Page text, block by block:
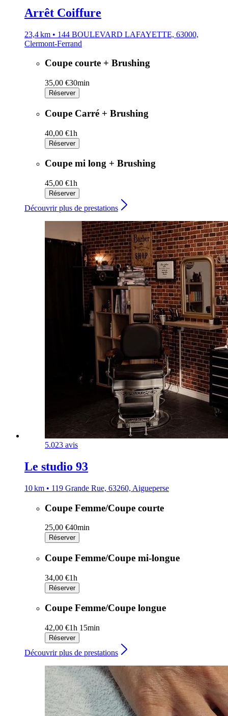
Arrêt Coiffure
23,4 km • 144 BOULEVARD LAFAYETTE, 63000,
Clermont-Ferrand
Coupe courte + Brushing
35,00 €30min
Réserver
Coupe Carré + Brushing
40,00 €1h
Réserver
Coupe mi long + Brushing
45,00 €1h
Réserver
Découvrir plus de prestations
5.023 avis
Le studio 93
10 km • 119 Grande Rue, 63260, Aigueperse
Coupe Femme/Coupe courte
25,00 €40min
Réserver
Coupe Femme/Coupe mi-longue
34,00 €1h
Réserver
Coupe Femme/Coupe longue
42,00 €1h 15min
Réserver
Découvrir plus de prestations